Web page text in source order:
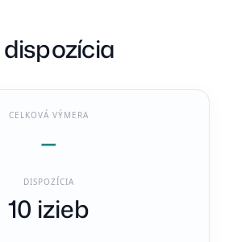
CELKOVÁ VÝMERA
—
DISPOZÍCIA
10 izieb